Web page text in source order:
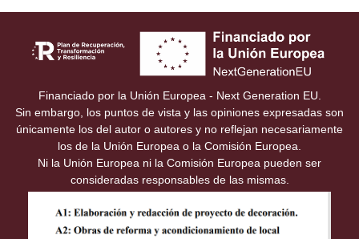
Financiado por la Unión Europea - Next Generation EU.
Sin embargo, los puntos de vista y las opiniones expresadas son
únicamente los del autor o autores y no reflejan necesariamente
los de la Unión Europea o la Comisión Europea.
Ni la Unión Europea ni la Comisión Europea pueden ser
consideradas responsables de las mismas.